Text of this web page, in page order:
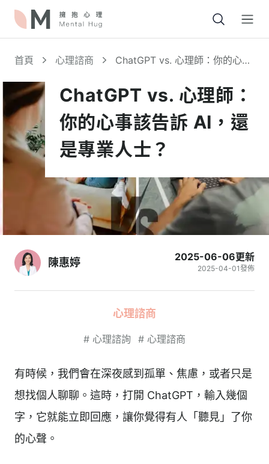
首頁 心理諮商
ChatGPT vs. 心理師：你的心事
ChatGPT vs. 心理師：
你的心事該告訴 AI，還
是專業人士？
陳惠婷 2025-06-06更新
2025-04-01發佈
心理諮商
# 心理諮詢 # 心理諮商
有時候，我們會在深夜感到孤單、焦慮，或者只是
想找個人聊聊。這時，打開 ChatGPT，輸入幾個
字，它就能立即回應，讓你覺得有人「聽見」了你
的心聲。